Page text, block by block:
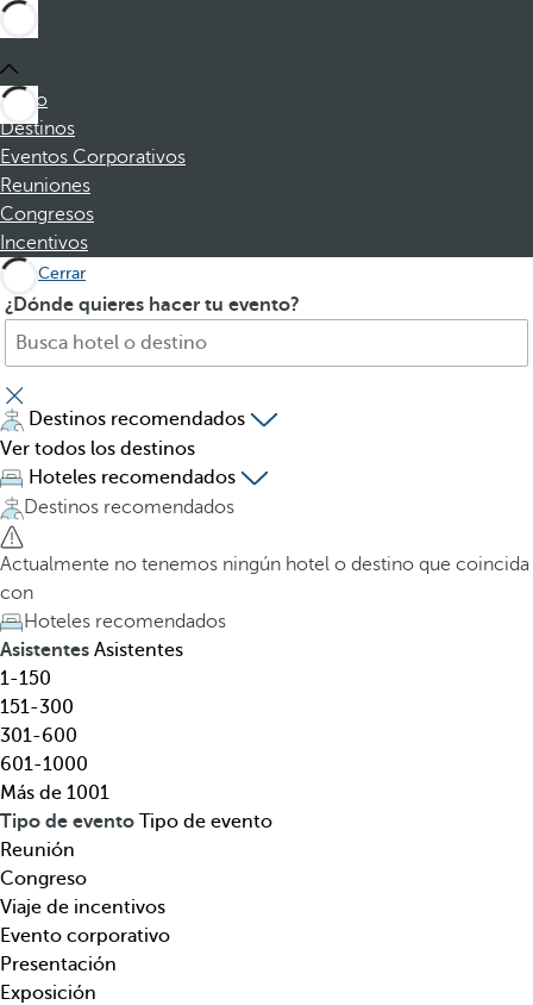
Inicio
Destinos
Eventos Corporativos
Reuniones
Congresos
Incentivos
Cerrar
¿Dónde quieres hacer tu evento?
B
s
c
a
h
o
t
e
l
,
d
e
s
t
i
n
o
,
t
e
m
á
t
i
A
p
u
l
s
a
r
l
a
t
e
c
l
a
d
e
f
l
e
c
h
a
h
a
Destinos recomendados
Ver todos los destinos
Hoteles recomendados
Destinos recomendados
Actualmente no tenemos ningún hotel o destino que coincida
con
Hoteles recomendados
Asistentes Asistentes
1-150
151-300
301-600
601-1000
Más de 1001
Tipo de evento Tipo de evento
Reunión
Congreso
Viaje de incentivos
Evento corporativo
Presentación
Exposición